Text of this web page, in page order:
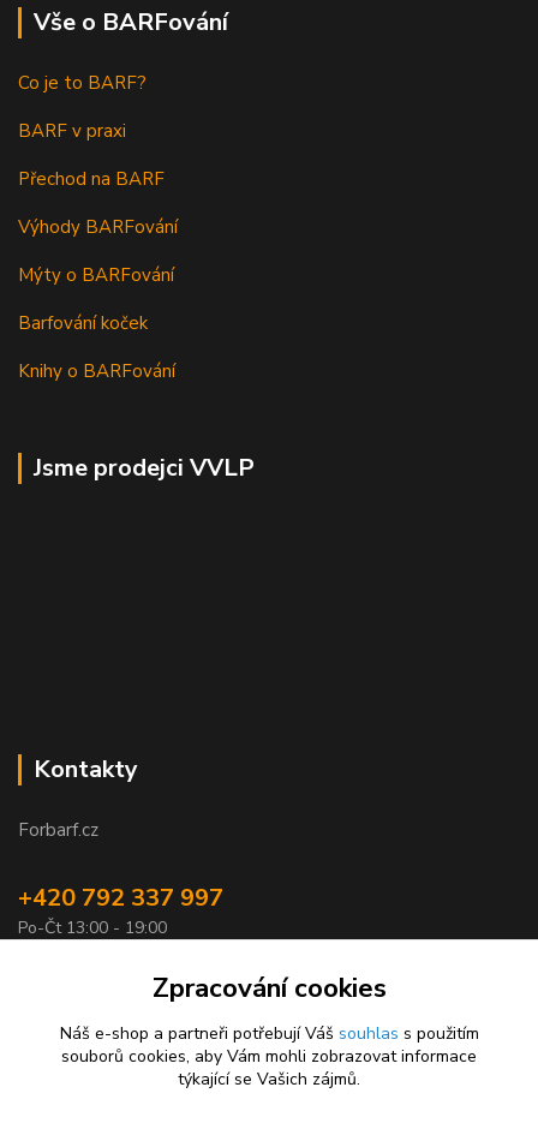
Vše o BARFování
Co je to BARF?
BARF v praxi
Přechod na BARF
Výhody BARFování
Mýty o BARFování
Barfování koček
Knihy o BARFování
Jsme prodejci VVLP
Kontakty
Forbarf.cz
+420 792 337 997
Po-Čt 13:00 - 19:00
objednavky@forbarf.czZpracování cookies
Náš e-shop a partneři potřebují Váš souhlas s použitím
souborů cookies, aby Vám mohli zobrazovat informace
týkající se Vašich zájmů.